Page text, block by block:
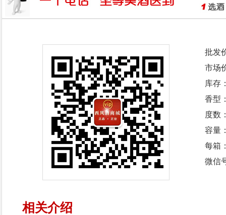
批发
市场
库存
香型
度数
容量
每箱
微信
相关介绍